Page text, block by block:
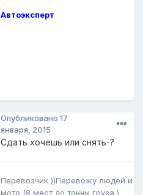
Автоэксперт
Опубликовано 17
января, 2015
Сдать хочешь или снять-?
Перевозчик ))Перевожу людей и
мото (8 мест до тонны груза )